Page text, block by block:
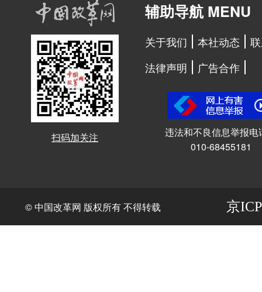
扫码加关注
辅助导航 MENU
关于我们 本社动态
法律声明
广告合作
违法和不良信息举报电
010-68455181
© 中国改革网 版权所有 不得转载 京